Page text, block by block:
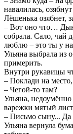
навалилась,
Лёшенька озябнет,
– Вот оно что…
собрала. Сало, чай
люблю – это ты у
Ульяна выбрала из
примерить.
Внутри рукавицы
– Поклади на
– Чегой-то там?
Ульяна, недоумённо
варежки мятый
– Письмо сыну... Да
Ульяна вернула